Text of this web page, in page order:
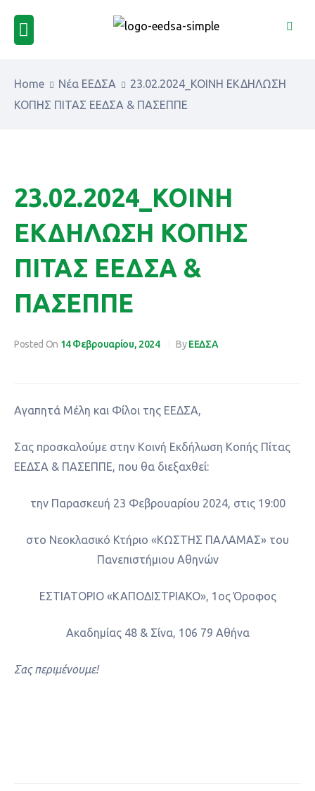
Home Νέα ΕΕΔΣΑ
23.02.2024_ΚΟΙΝΗ ΕΚΔΗΛΩΣΗ
ΚΟΠΗΣ ΠΙΤΑΣ ΕΕΔΣΑ & ΠΑΣΕΠΠΕ
Posted On 14 Φεβρουαρίου, 2024 ByΕΕΔΣΑ
23.02.2024_ΚΟΙΝΗ
ΕΚΔΗΛΩΣΗ ΚΟΠΗΣ
ΠΙΤΑΣ ΕΕΔΣΑ &
ΠΑΣΕΠΠΕ
Αγαπητά Μέλη και Φίλοι της ΕΕΔΣΑ,
Σας προσκαλούμε στην Κοινή Εκδήλωση Κοπής Πίτας
ΕΕΔΣΑ & ΠΑΣΕΠΠΕ, που θα διεξαχθεί:
την Παρασκευή 23 Φεβρουαρίου 2024, στις 19:00
στο Νεοκλασικό Κτήριο «ΚΩΣΤΗΣ ΠΑΛΑΜΑΣ» του
Πανεπιστήμιου Αθηνών
ΕΣΤΙΑΤΟΡΙΟ «ΚΑΠΟΔΙΣΤΡΙΑΚΟ», 1ος Όροφος
Ακαδημίας 48 & Σίνα, 106 79 Αθήνα
Σας περιμένουμε!